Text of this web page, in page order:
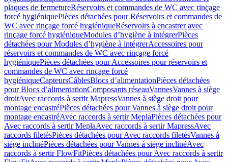
plaques de fermetureRéservoirs et commandes de WC avec rinçage
forcé hygiéniquePièces détachées pour Réservoirs et commandes de
WC avec rinçage forcé hygiéniqueRéservoirs à encastrer avec
rinçage forcé hygiéniqueModules d’hygiène à intégrerPièces
détachées pour Modules d’hygiène à intégrerAccessoires pour
réservoirs et commandes de WC avec rinçage forcé
hygiéniquePièces détachées pour Accessoires pour réservoirs et
commandes de WC avec rinçage forcé
hygiéniqueCapteursCâblesBlocs d’alimentationPièces détachées
pour Blocs d’alimentationComposants réseauVannesVannes à siège
droitAvec raccords à sertir MapressVannes à siège droit pour
montage encastréPièces détachées pour Vannes à siège droit pour
montage encastréAvec raccords à sertir MeplaPièces détachées pour
Avec raccords à sertir MeplaAvec raccords à sertir MapressAvec
raccords filetésPièces détachées pour Avec raccords filetésVannes à
siège inclinéPièces détachées pour Vannes à siège inclinéAvec
raccords à sertir FlowFitPièces détachées pour Avec raccords à sertir